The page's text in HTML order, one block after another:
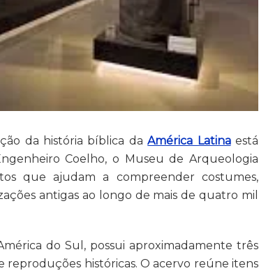
da história bíblica daAmérica Latinaestá
Coelho, o Museu de Arqueologia
que ajudam a compreender costumes,
antigas ao longo de mais de quatro mil
do Sul, possui aproximadamente três
reproduções históricas. O acervo reúne itens